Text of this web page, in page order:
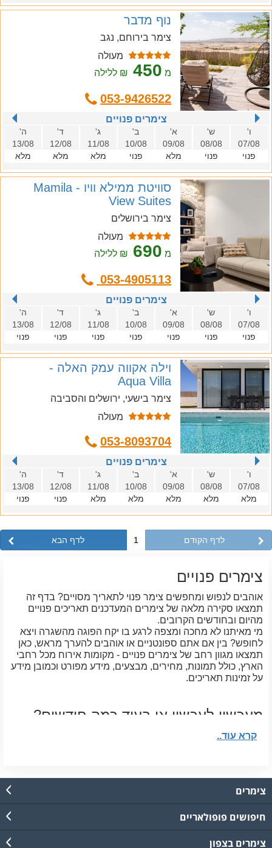
נוף מדבר
צימר בירוחם, נגב
מעולה
מ 450₪ ללילה
053-9426522
צימרים פנויים
ו'
07/08
פנוי
ש'
08/08
פנוי
א'
09/08
מלא
ב'
10/08
פנוי
ג'
11/08
מלא
ד'
12/08
מלא
ה'
13/08
מלא
סוויטת ממילא וויו - Mamila
View Suites
צימר בירושלים
מעולה
מ 690 ₪ ללילה
053-4905113
צימרים פנויים
ו'
07/08
פנוי
ש'
08/08
פנוי
א'
09/08
פנוי
ב'
10/08
פנוי
ג'
11/08
פנוי
ד'
12/08
פנוי
ה'
13/08
פנוי
וילה אקווה עמק האלה -
Aqua Villa
צימר בישעי, ירושלים והסביבה
מעולה
053-8093704
צימרים פנויים
ו'
07/08
מלא
ש'
08/08
מלא
א'
09/08
מלא
ב'
10/08
מלא
ג'
11/08
מלא
ד'
12/08
פנוי
ה'
13/08
פנוי
לדף הקודם 1 לדף הבא
צימרים פנויים
אוהבים לנפוש ומחפשים צימר פנוי לתאריך מסויים? בדף זה
תמצאו סקירה מלאה של צימרים המעדכנים תאריכים פנויים
מהיום ובחודשים הקרובים.
מי מאיתנו לא מחכה ומצפה לרגע בו יקח הפוגה מהשגרה ויצא
לחופש? בין אם אתם ספונטניים או אוהבים להערך מראש, כאן
תמצאו מגוון רחב של צימרים פנויים - מקומות אירוח מכל רחבי
הארץ, כולל תמונות, מחירים, מבצעים, מידע מפורט וכמובן מידע
על זמינות תאריכים.
מעכשיו לעכשיו או בעוד כמה חודשים?
הגולשים הספונטניים יכולים למצוא כאן באתר צימרים פנויים
במקרים כאלה מומלץ להיערך מראש מפני שזאת התקופה
המבוקשת והעמוסה ביותר בשנה. בהתאם לכך אפשר לתכנן את
כל החופשה בנחת ולבחור אטרקציות, פעילויות ומסלולי טיול
שישתלבו עם החופשה.
קרא עוד..
צימרים
חיפושים פופולאריים
צימרים בצפון